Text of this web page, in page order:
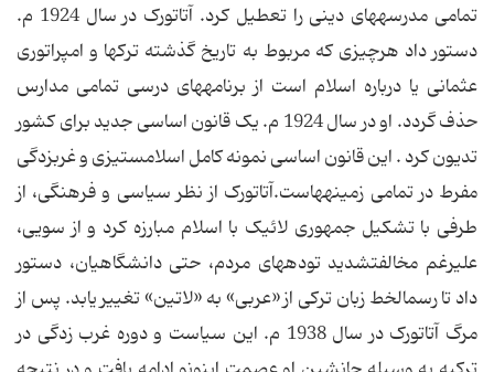
تمامى مدرسه‏هاى دینى را تعطیل کرد. آتاتورک در سال 1924 م.
دستور داد هرچیزى که مربوط به تاریخ گذشته ترک‏ها و امپراتورى
عثمانى یا درباره اسلام است از برنامه‏هاى درسى تمامى مدارس
حذف گردد. او در سال 1924 م. یک قانون اساسى جدید براى کشور
تدیون کرد . این قانون اساسى نمونه کامل اسلام‏ستیزى و غرب‏زدگى
مفرط در تمامى زمینه‏هاست.آتاتورک از نظر سیاسى و فرهنگى، از
طرفى با تشکیل جمهورى لائیک با اسلام مبارزه کرد و از سویى،
على‏رغم مخالفت‏شدید توده‏هاى مردم، حتى دانشگاهیان، دستور
داد تا رسم‏الخط زبان ترکى از «عربى‏» به «لاتین‏» تغییر یابد. پس از
مرگ آتاتورک در سال 1938 م. این سیاست و دوره غرب ‏زدگى در